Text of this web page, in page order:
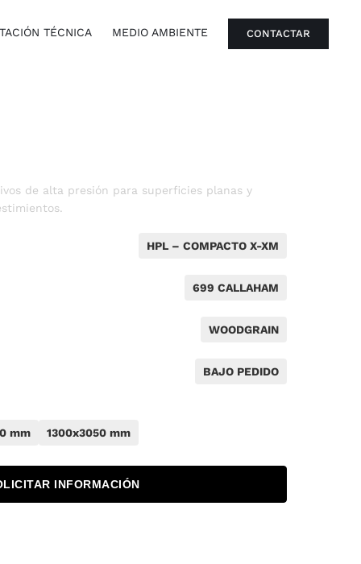
TÉCNICA MEDIO AMBIENTE CONTACTAR
de alta presión para superficies planas y
HPL – COMPACTO X-XM
699 CALLAHAM
WOODGRAIN
BAJO PEDIDO
mm 1300x3050 mm
INFORMACIÓN